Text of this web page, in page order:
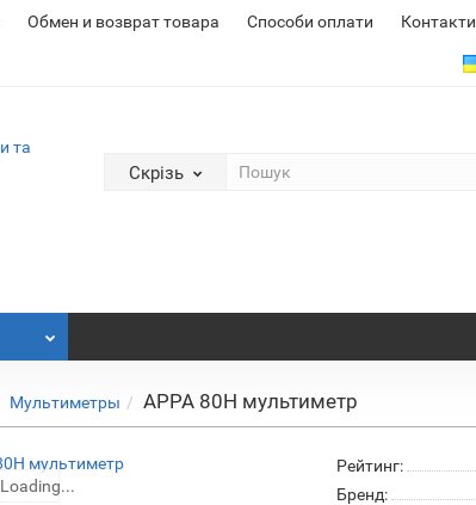
Обмен и возврат товара Способи оплати Контакти
Скрізь
Мультиметры APPA 80H мультиметр
Loading...
Loading...
Рейтинг:
Бренд: